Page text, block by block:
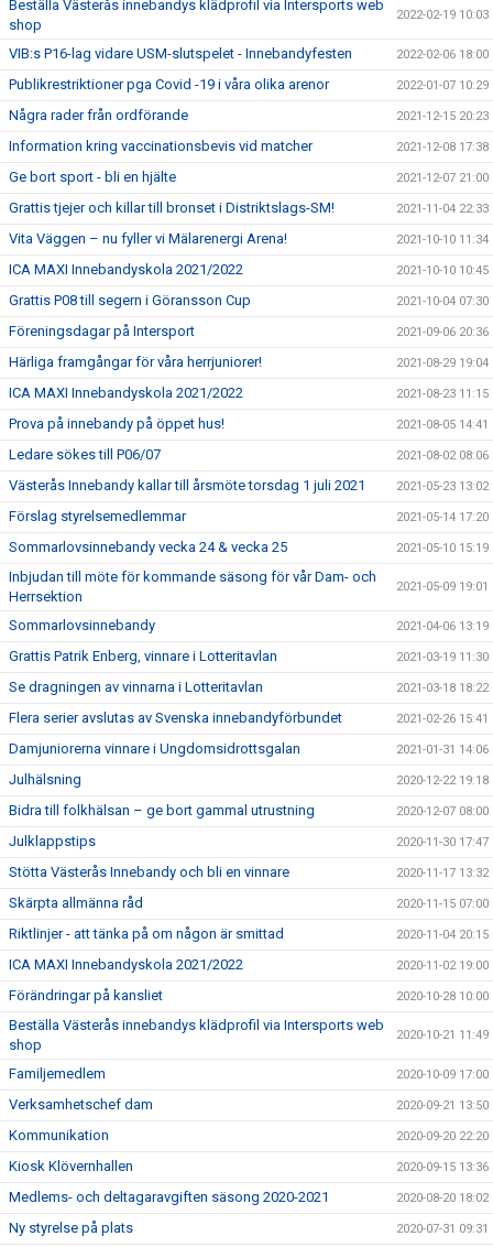
Beställa Västerås innebandys klädprofil via Intersports web
shop
2022-02-19 10:03
VIB:s P16-lag vidare USM-slutspelet - Innebandyfesten 2022-02-06 18:00
Publikrestriktioner pga Covid -19 i våra olika arenor 2022-01-07 10:29
Några rader från ordförande 2021-12-15 20:23
Information kring vaccinationsbevis vid matcher 2021-12-08 17:38
Ge bort sport - bli en hjälte 2021-12-07 21:00
Grattis tjejer och killar till bronset i Distriktslags-SM! 2021-11-04 22:33
Vita Väggen – nu fyller vi Mälarenergi Arena! 2021-10-10 11:34
ICA MAXI Innebandyskola 2021/2022 2021-10-10 10:45
Grattis P08 till segern i Göransson Cup 2021-10-04 07:30
Föreningsdagar på Intersport 2021-09-06 20:36
Härliga framgångar för våra herrjuniorer! 2021-08-29 19:04
ICA MAXI Innebandyskola 2021/2022 2021-08-23 11:15
Prova på innebandy på öppet hus! 2021-08-05 14:41
Ledare sökes till P06/07 2021-08-02 08:06
Västerås Innebandy kallar till årsmöte torsdag 1 juli 2021 2021-05-23 13:02
Förslag styrelsemedlemmar 2021-05-14 17:20
Sommarlovsinnebandy vecka 24 & vecka 25 2021-05-10 15:19
Inbjudan till möte för kommande säsong för vår Dam- och
Herrsektion
2021-05-09 19:01
Sommarlovsinnebandy 2021-04-06 13:19
Grattis Patrik Enberg, vinnare i Lotteritavlan 2021-03-19 11:30
Se dragningen av vinnarna i Lotteritavlan 2021-03-18 18:22
Flera serier avslutas av Svenska innebandyförbundet 2021-02-26 15:41
Damjuniorerna vinnare i Ungdomsidrottsgalan 2021-01-31 14:06
Julhälsning 2020-12-22 19:18
Bidra till folkhälsan – ge bort gammal utrustning 2020-12-07 08:00
Julklappstips 2020-11-30 17:47
Stötta Västerås Innebandy och bli en vinnare 2020-11-17 13:32
Skärpta allmänna råd 2020-11-15 07:00
Riktlinjer - att tänka på om någon är smittad 2020-11-04 20:15
ICA MAXI Innebandyskola 2021/2022 2020-11-02 19:00
Förändringar på kansliet 2020-10-28 10:00
Beställa Västerås innebandys klädprofil via Intersports web
shop
2020-10-21 11:49
Familjemedlem 2020-10-09 17:00
Verksamhetschef dam 2020-09-21 13:50
Kommunikation 2020-09-20 22:20
Kiosk Klövernhallen 2020-09-15 13:36
Medlems- och deltagaravgiften säsong 2020-2021 2020-08-20 18:02
Ny styrelse på plats 2020-07-31 09:31